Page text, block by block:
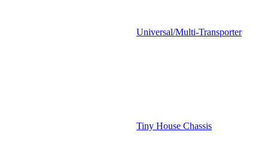
Universal/Multi-Transporter
Tiny House Chassis